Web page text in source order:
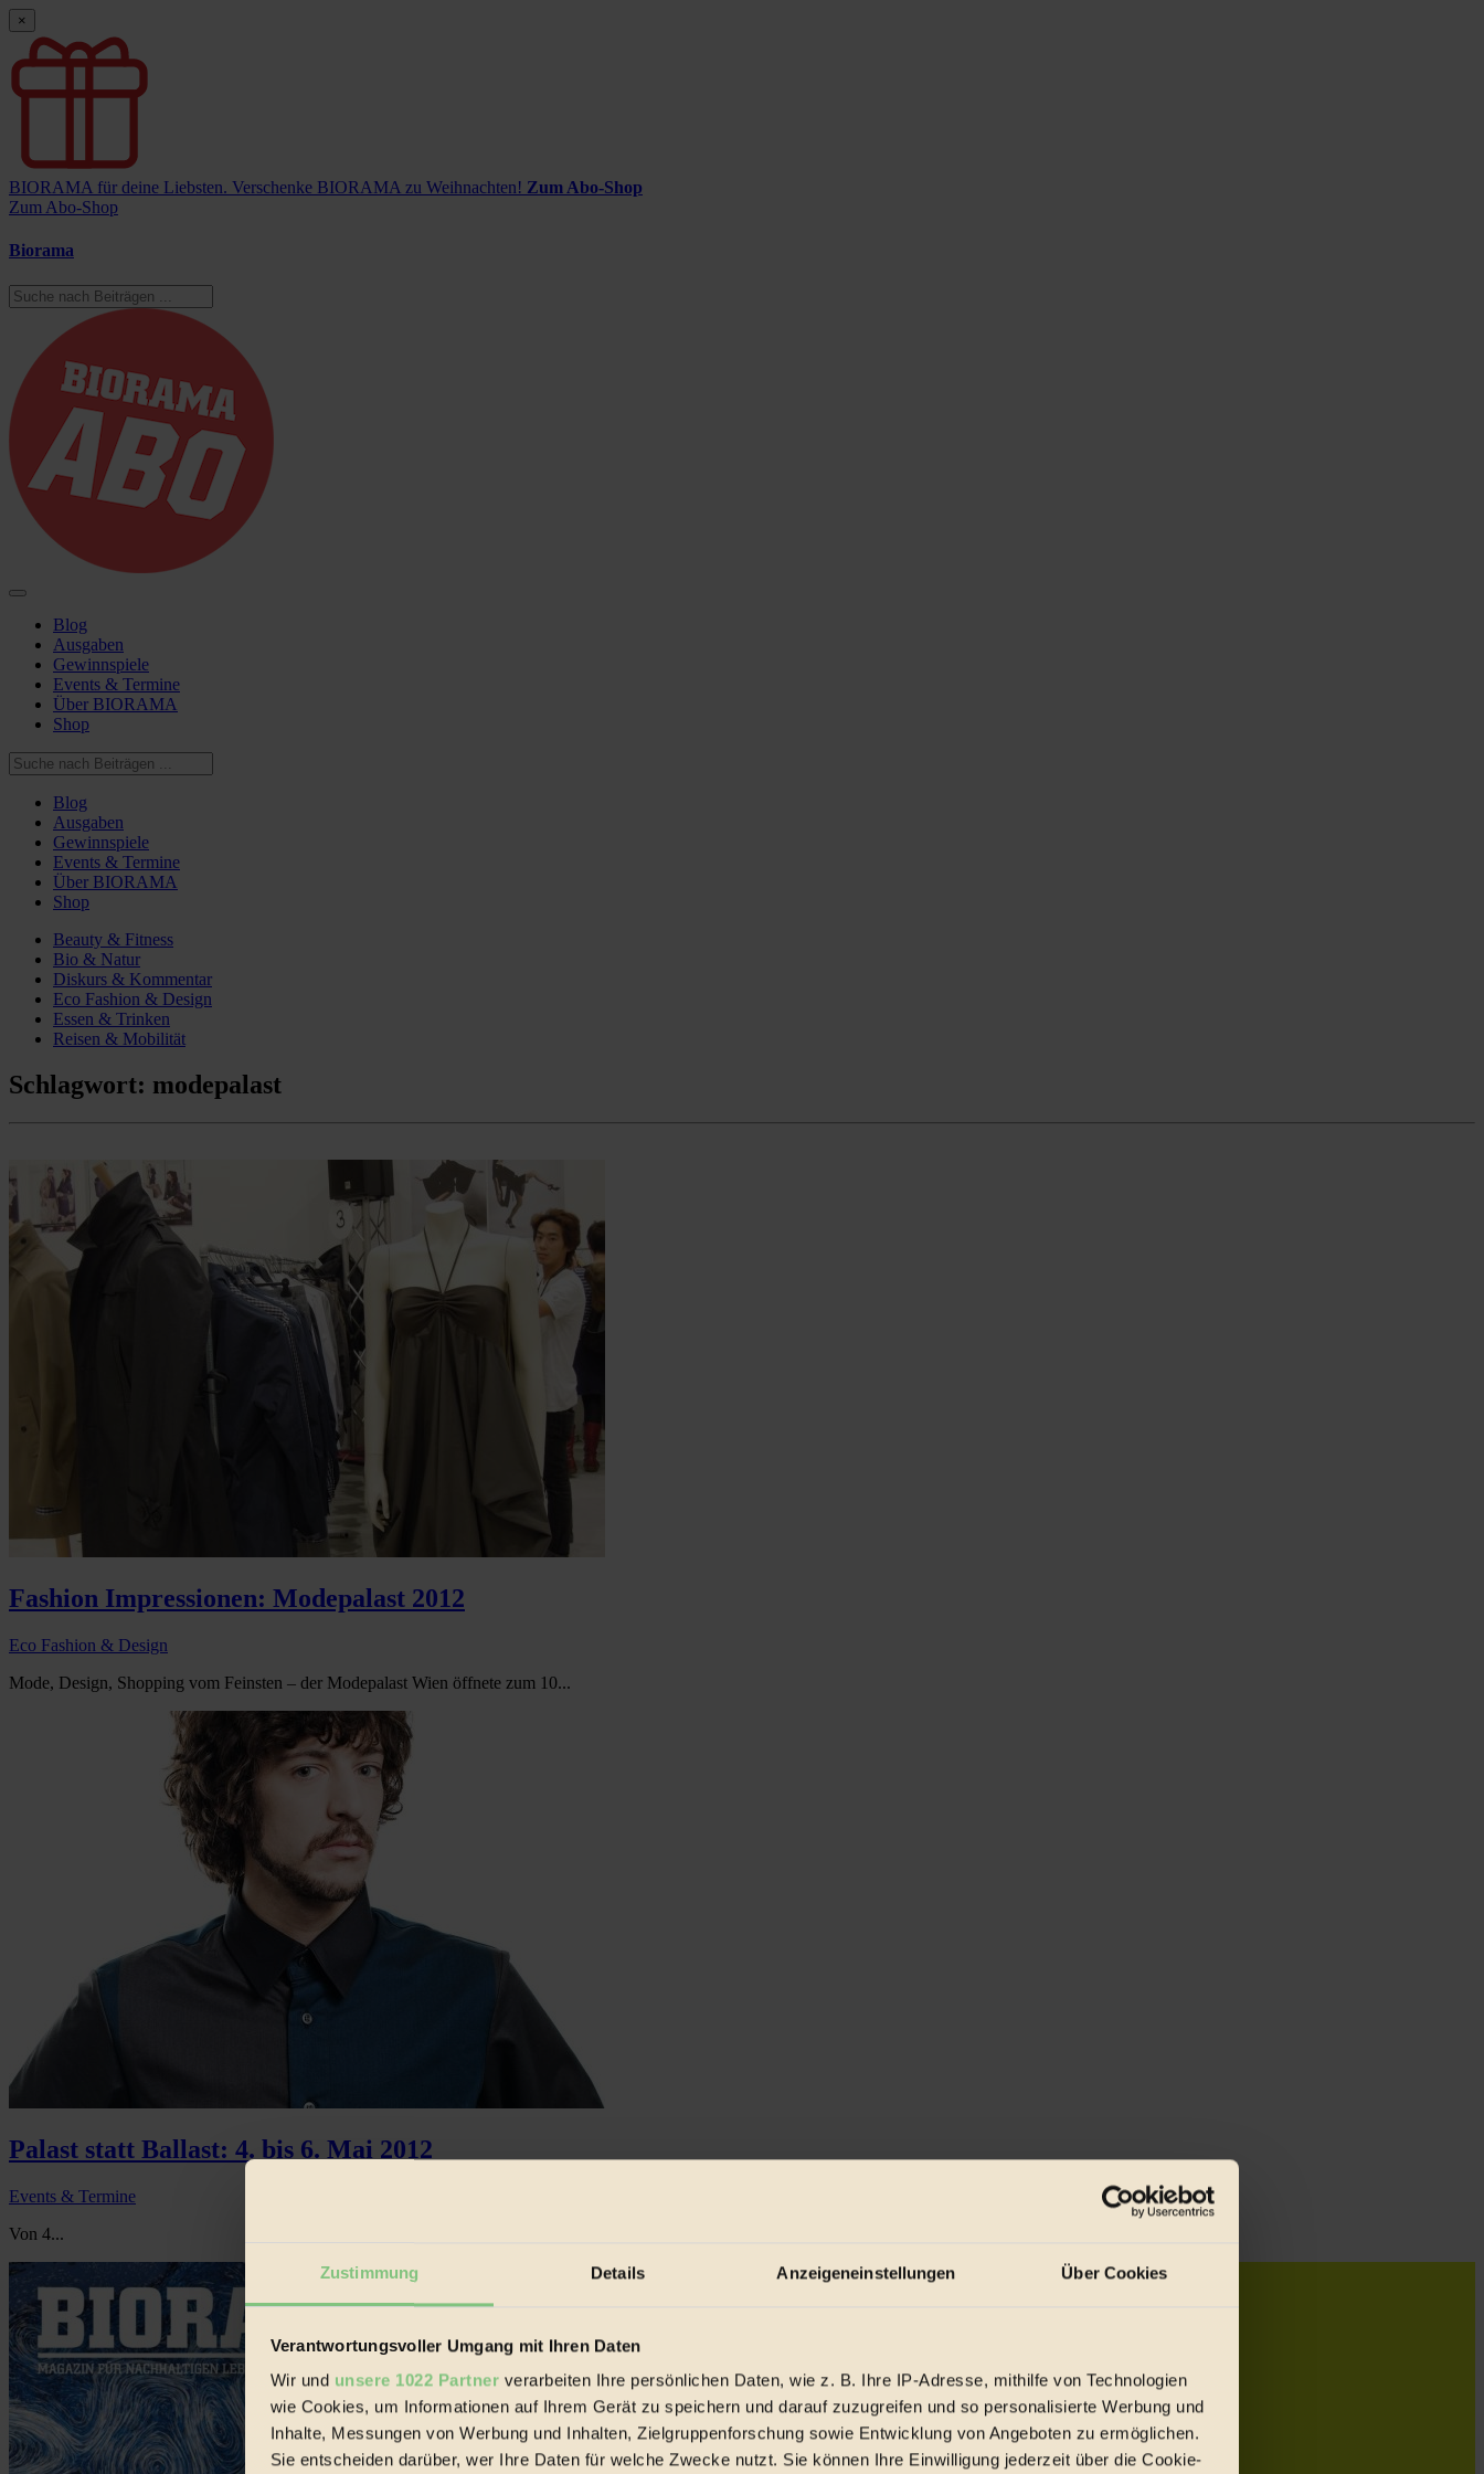
Zustimmung Details Anzeigeneinstellungen Über Cookies
Verantwortungsvoller Umgang mit Ihren Daten
Wir und unsere 1022 Partner verarbeiten Ihre persönlichen Daten, wie z. B. Ihre IP-Adresse, mithilfe von Technologien
wie Cookies, um Informationen auf Ihrem Gerät zu speichern und darauf zuzugreifen und so personalisierte Werbung und
Inhalte, Messungen von Werbung und Inhalten, Zielgruppenforschung sowie Entwicklung von Angeboten zu ermöglichen.
Sie entscheiden darüber, wer Ihre Daten für welche Zwecke nutzt. Sie können Ihre Einwilligung jederzeit über die Cookie-
×
BIORAMA für deine Liebsten. Verschenke BIORAMA zu Weihnachten! Zum Abo-Shop
Zum Abo-Shop
Biorama
Blog
Ausgaben
Gewinnspiele
Events & Termine
Über BIORAMA
Shop
Blog
Ausgaben
Gewinnspiele
Events & Termine
Über BIORAMA
Shop
Beauty & Fitness
Bio & Natur
Diskurs & Kommentar
Eco Fashion & Design
Essen & Trinken
Reisen & Mobilität
Schlagwort: modepalast
Fashion Impressionen: Modepalast 2012
Eco Fashion & Design
Mode, Design, Shopping vom Feinsten – der Modepalast Wien öffnete zum 10...
Palast statt Ballast: 4. bis 6. Mai 2012
Events & Termine
Von 4...